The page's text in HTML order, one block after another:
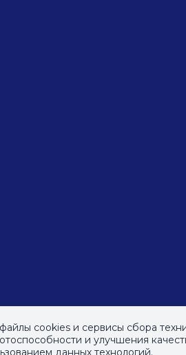
культурных программ»,
файлы cookies и сервисы сбора
и улучшения
данных технологий.